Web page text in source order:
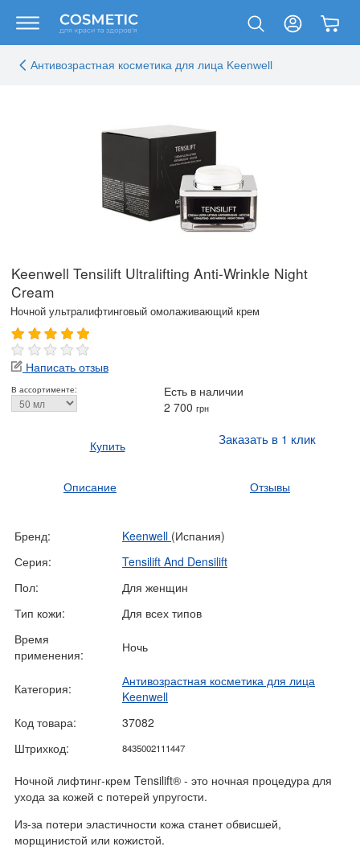
Антивозрастная косметика для лица Keenwell
Keenwell Tensilift Ultralifting Anti-Wrinkle Night
Cream
Ночной ультралифтинговый омолаживающий крем
Написать отзыв
В ассортименте:
Есть в наличии
2 700 грн
Купить Заказать в 1 клик
Описание Отзывы
Бренд: Keenwell (Испания)
Серия:
Tensilift And Densilift
Пол:
Для женщин
Тип кожи:
Для всех типов
Время
применения:
Ночь
Категория:
Антивозрастная косметика для лица
Keenwell
Код товара:
37082
Штрихкод:
8435002111447
Ночной лифтинг-крем Tensilift® - это ночная процедура для
ухода за кожей с потерей упругости.
Из-за потери эластичности кожа станет обвисшей,
морщинистой или кожистой.